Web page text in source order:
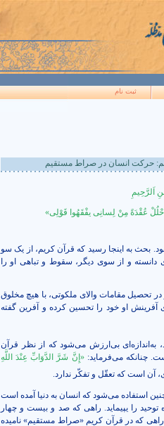
ثبت نام
حرکت انسان در صراط مستقیم
اَلرَّحِیمِ
عُقْدَةً مِنْ لِسانِی یفْقَهُوا قَوْلِی‏»
بحث به اینجا رسید که قرآن کریم، از یک سو
دانسته و از سوی دیگر، سقوط و تباهی او را
تحصیل مقامات والای ملکوتی، با هیچ مخلوق
او خود را تحسین کرده و آفرین گفته
به‌اندازه‌ای بی‌ارزش می‌شود که از نظر قرآن
چنانکه می‌فرماید:«إِنَّ شَرَّ الدَّوَابِّ عِنْدَ اللَّهِ
آن است که تعقّل و تفکّر ندارد.
استفاده می‌شود که انسان به دنیا آمده است
را یپیماید. راهی که صد و بیست و چهار
راهی که در قرآن کریم «صراط مستقیم» نامیده